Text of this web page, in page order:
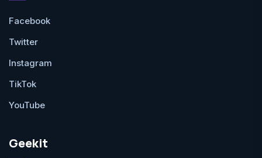
Facebook
Twitter
Instagram
TikTok
YouTube
Geekit